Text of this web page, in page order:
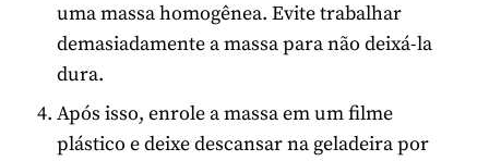
uma massa homogênea. Evite trabalhar
demasiadamente a massa para não deixá-la
dura.
Após isso, enrole a massa em um filme
plástico e deixe descansar na geladeira por